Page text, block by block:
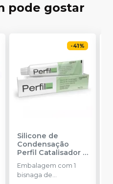
pode gostar
-41%
Silicone de
Condensação
Perfil Catalisador-
VIGODENT
Embalagem com 1
bisnaga de